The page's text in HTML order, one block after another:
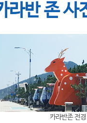
라반 존 사
카라반존 전경